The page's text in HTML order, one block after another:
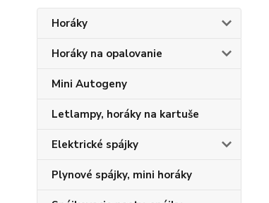
Horáky
Horáky na opalovanie
Mini Autogeny
Letlampy, horáky na kartuše
Elektrické spájky
Plynové spájky, mini horáky